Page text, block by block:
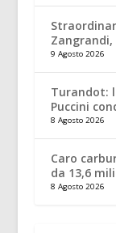
Zangrandi,
9 Agosto 2026
Turandot:
Puccini
8 Agosto 2026
Caro
da 13,6
8 Agosto 2026